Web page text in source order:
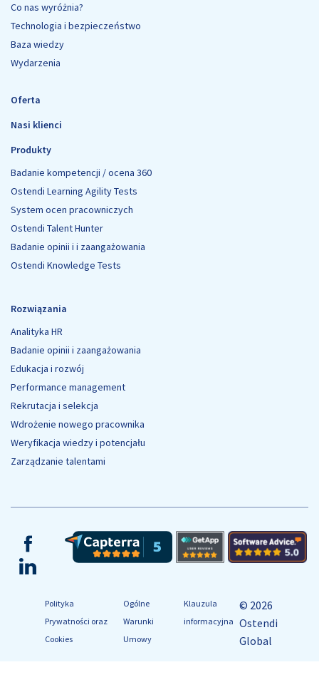
Co nas wyróżnia?
Technologia i bezpieczeństwo
Baza wiedzy
Wydarzenia
Oferta
Nasi klienci
Produkty
Badanie kompetencji / ocena 360
Ostendi Learning Agility Tests
System ocen pracowniczych
Ostendi Talent Hunter
Badanie opinii i i zaangażowania
Ostendi Knowledge Tests
Rozwiązania
Analityka HR
Badanie opinii i zaangażowania
Edukacja i rozwój
Performance management
Rekrutacja i selekcja
Wdrożenie nowego pracownika
Weryfikacja wiedzy i potencjału
Zarządzanie talentami
Facebook
LinkedIn
Polityka
Prywatności oraz
Cookies
Ogólne
Warunki
Umowy
Klauzula
informacyjna
© 2026
Ostendi
Global